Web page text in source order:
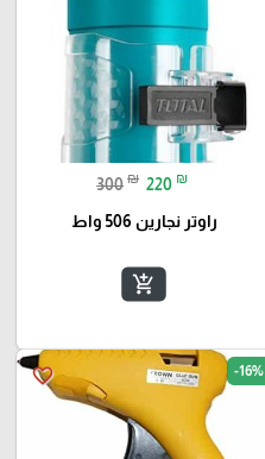
300 ₪ 220 ₪
راوتر نجارين 506 واط
add_shopping_cart
favorite_border -16%